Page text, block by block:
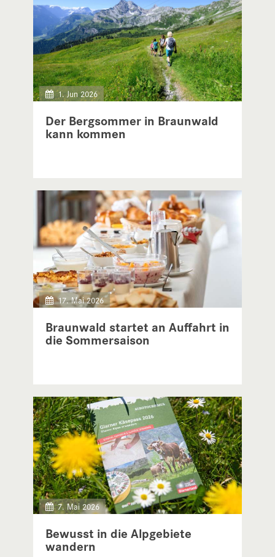
Der Bergsommer in Braunwald
kann kommen
1. Jun 2026
Braunwald startet an Auffahrt in
die Sommersaison
17. Mai 2026
Bewusst in die Alpgebiete
wandern
7. Mai 2026